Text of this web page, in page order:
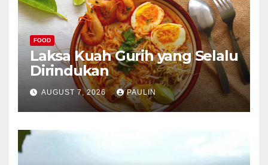
FOOD
Laksa Kuah Gurih yang Selalu
Dirindukan
AUGUST 7, 2026 PAULIN